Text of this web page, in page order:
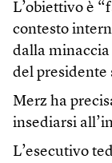
L’obiettivo è
contesto
dalla minaccia
del
Merz ha
insediarsi
L’esecutivo